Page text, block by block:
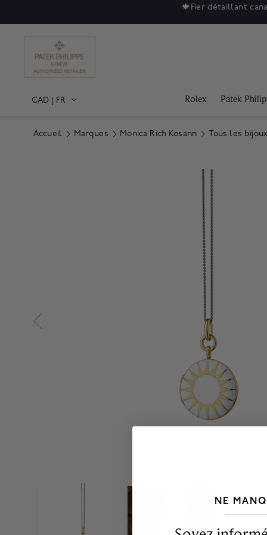
🍁 Fier détaillant
CAD | FR Rolex Patek
Accueil Marques Monica Rich Kosann Tous les
NE